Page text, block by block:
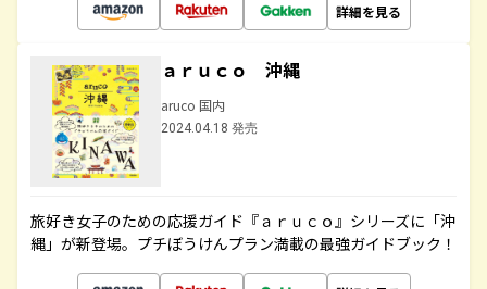
詳細を見る
ａｒｕｃｏ 沖縄
aruco 国内
2024.04.18 発売
旅好き女子のための応援ガイド『ａｒｕｃｏ』シリーズに「沖
縄」が新登場。プチぼうけんプラン満載の最強ガイドブック！